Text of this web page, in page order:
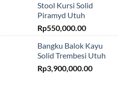
Stool Kursi Solid
Piramyd Utuh
Rp550,000.00
Bangku Balok Kayu
Solid Trembesi Utuh
Rp3,900,000.00